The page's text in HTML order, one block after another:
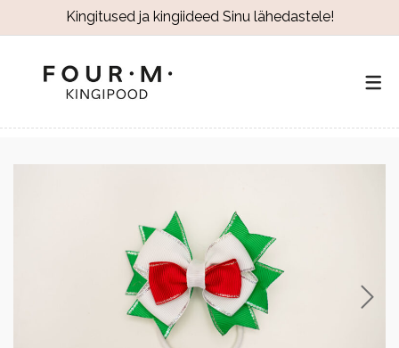
Kingitused ja kingiideed Sinu lähedastele!